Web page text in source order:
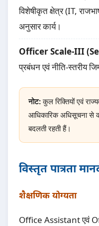
विशेषीकृत क्षेत्र (IT,
अनुसार कार्य।
Officer Scale-III
प्रबंधन एवं नीति-स्तरीय
नोट:कुल रिक्तियों एवं
आधिकारिक अधिसूचना से
बदलती रहती हैं।
विस्तृत पात्रता
शैक्षणिक योग्यता
Office Assistant एवं